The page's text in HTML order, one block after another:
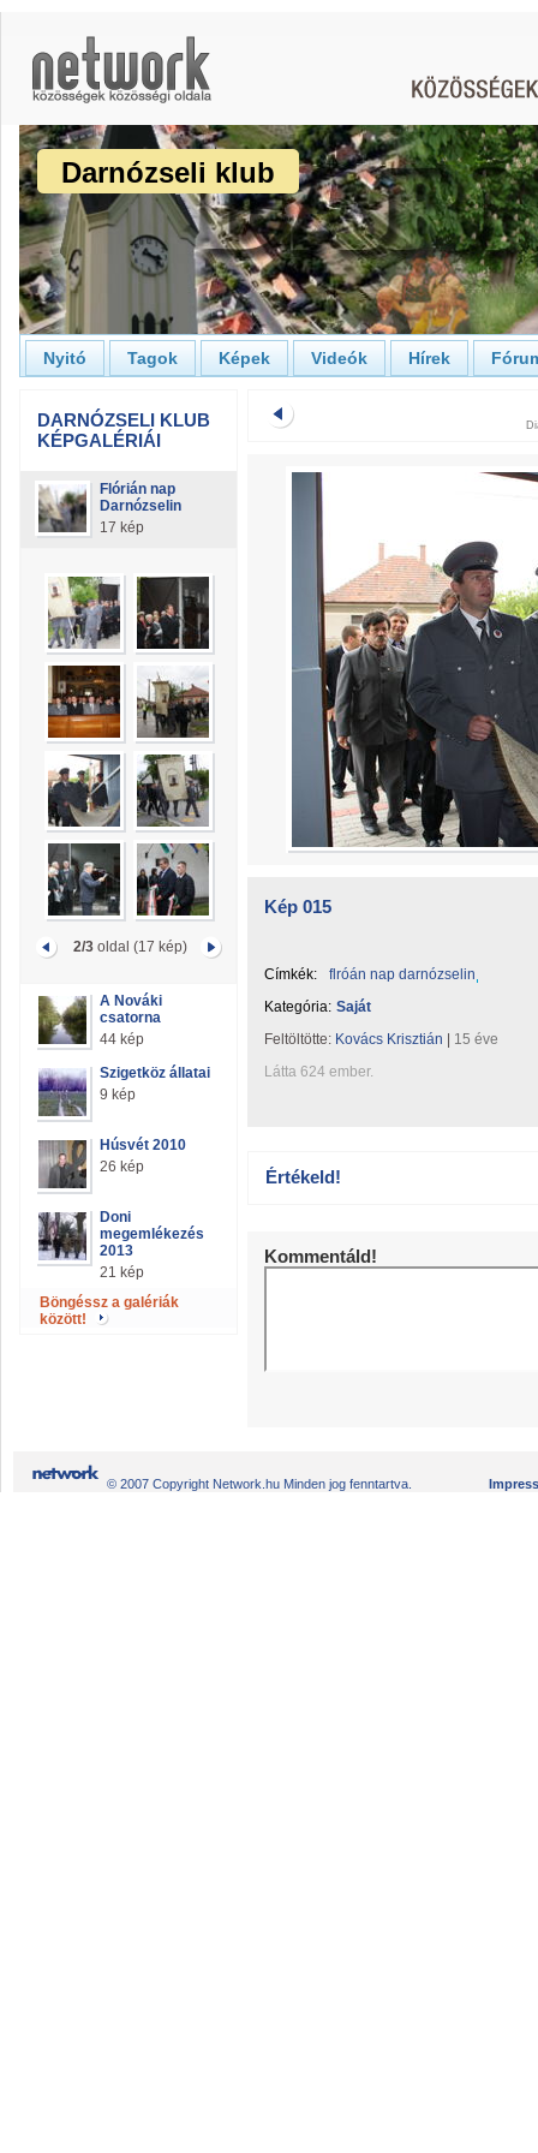
Darnózseli klub
Nyitó Tagok Képek Videók Hírek
DARNÓZSELI KLUB
KÉPGALÉRIÁI
Flórián nap
Darnózselin
17 kép
2/3oldal (17 kép)
A Nováki
csatorna
44 kép
Szigetköz állatai
9 kép
Húsvét 2010
26 kép
Doni
megemlékezés
2013
21 kép
Böngéssz a galériák
között!
Kép 015
Címkék:
flróán nap darnózselin
Kategória: Saját
Feltöltötte: Kovács Krisztián
15 éve
Látta 624 ember.
Értékeld!
Kommentáld!
© 2007 Copyright Network.hu Minden jog fenntartva.